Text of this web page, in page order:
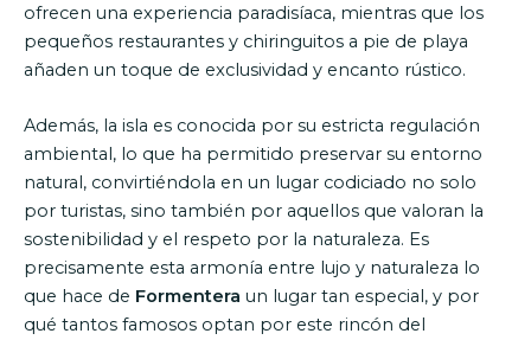
ofrecen una experiencia paradisíaca, mientras que los
pequeños restaurantes y chiringuitos a pie de playa
añaden un toque de exclusividad y encanto rústico.
Además, la isla es conocida por su estricta regulación
ambiental, lo que ha permitido preservar su entorno
natural, convirtiéndola en un lugar codiciado no solo
por turistas, sino también por aquellos que valoran la
sostenibilidad y el respeto por la naturaleza. Es
precisamente esta armonía entre lujo y naturaleza lo
que hace de Formentera un lugar tan especial, y por
qué tantos famosos optan por este rincón del